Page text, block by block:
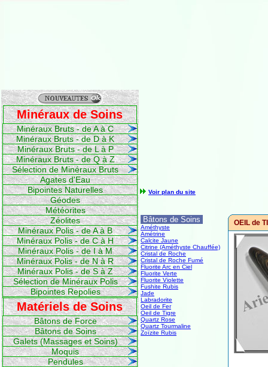
Minéraux de Soins
Minéraux Bruts - de A à C
Minéraux Bruts - de D à K
Minéraux Bruts - de L à P
Minéraux Bruts - de Q à Z
Sélection de Minéraux Bruts
Agates d'Eau
Bipointes Naturelles
Géodes
Météorites
Zéolites
Minéraux Polis - de A à B
Minéraux Polis - de C à H
Minéraux Polis - de I à M
Minéraux Polis - de N à R
Minéraux Polis - de S à Z
Sélection de Minéraux Polis
Bipointes Repolies
Matériels de Soins
Bâtons de Force
Bâtons de Soins
Galets (Massages et Soins)
Moquis
Pendules
Voir plan du site
Bâtons de Soins
Améthyste
Amétrine
Calcite Jaune
Citrine (Améthyste Chauffée)
Cristal de Roche
Cristal de Roche Fumé
Fluorite Arc en Ciel
Fluorite Verte
Fluorite Violette
Fushite Rubis
Jade
Labradorite
Oeil de Fer
Oeil de Tigre
Quartz Rose
Quartz Tourmaline
Zoïzite Rubis
OEIL de